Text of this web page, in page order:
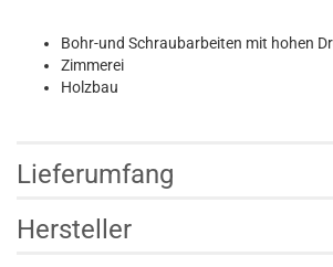
Bohr-und Schraubarbeiten mit hohen
Zimmerei
Holzbau
Lieferumfang
Hersteller